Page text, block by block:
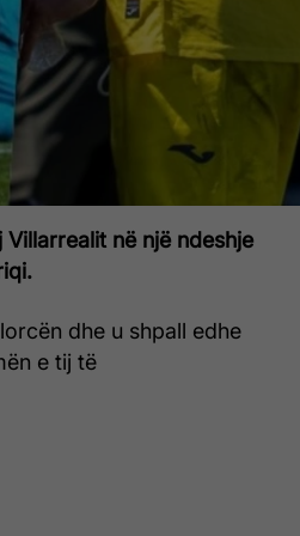
në një ndeshje
dhe u shpall edhe
e tij të